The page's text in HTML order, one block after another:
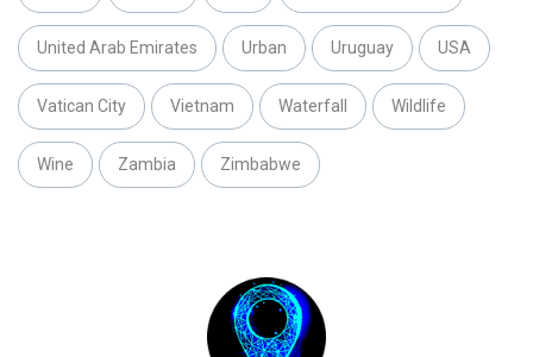
United Arab Emirates Urban Uruguay USA
Vatican City Vietnam Waterfall Wildlife
Wine Zambia Zimbabwe